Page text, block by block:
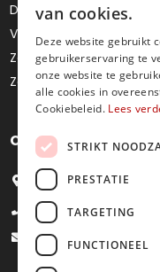
Donderdag
Gesloten
Vrijdag
10u00
Zaterdag
10u00
Zondag
Contacteer ons
Bredestraat 4, 9041
+32 9 251 09 27
van cookies.
Deze website gebruikt
gebruikerservaring te
onze website te
alle cookies in
Cookiebeleid. Lees
STRIKT
PRESTATIE
TARGETING
FUNCTIONEEL